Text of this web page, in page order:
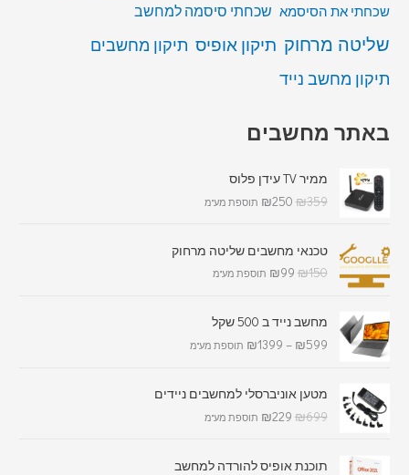
שכחתי את הסיסמא שכחתי סיסמה למחשב
שליטה מרחוק תיקון אופיס תיקון מחשבים
תיקון מחשב נייד
באתר מחשבים
ממיר TV עידן פלוס
₪359
₪250 תוספת מע"מ
טכנאי מחשבים שליטה מרחוק
₪150
₪99 תוספת מע"מ
מחשב נייד ב 500 שקל
₪599
–
₪1399 תוספת מע"מ
מטען אוניברסלי למחשבים ניידים
₪699
₪229 תוספת מע"מ
תוכנת אופיס להורדה למחשב